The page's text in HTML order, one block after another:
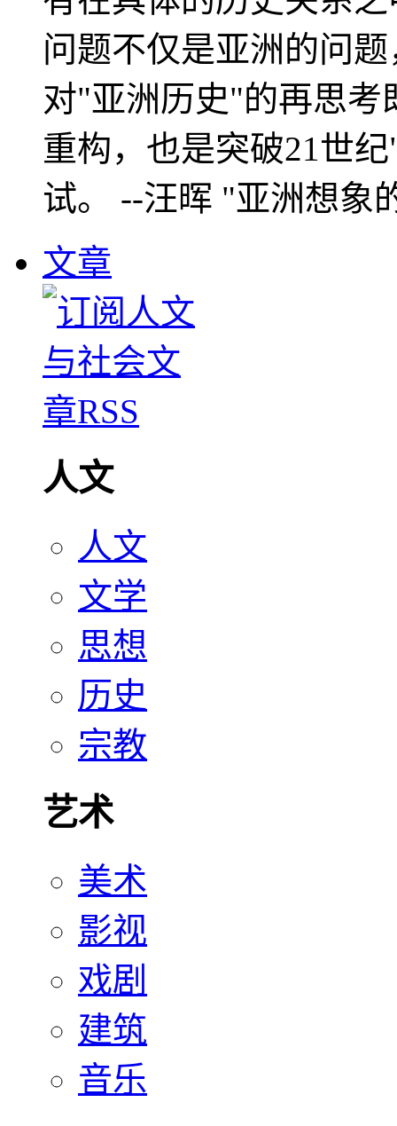
问题不仅是亚洲的问
对"亚洲历史"的再思考
重构，也是突破21世
试。 --汪晖 "亚洲想象
文章
人文
人文
文学
思想
历史
宗教
艺术
美术
影视
戏剧
建筑
音乐